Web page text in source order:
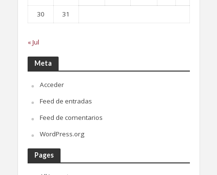
30
31
« Jul
Meta
Acceder
Feed de entradas
Feed de comentarios
WordPress.org
Pages